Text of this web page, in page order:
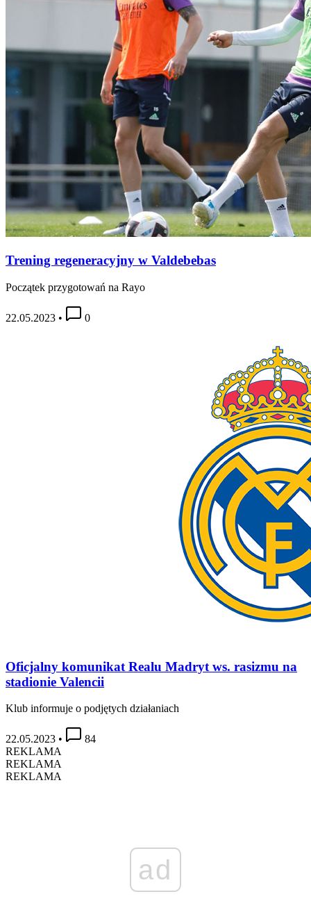
Trening regeneracyjny w Valdebebas
Początek przygotowań na Rayo
22.05.2023 • 0
Oficjalny komunikat Realu Madryt ws. rasizmu na
stadionie Valencii
Klub informuje o podjętych działaniach
22.05.2023 •
84
REKLAMA
REKLAMA
REKLAMA
ad